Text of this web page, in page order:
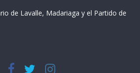
de Lavalle, Madariaga y el Partido de